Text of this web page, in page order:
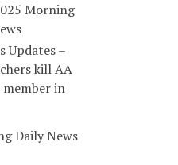
Morning
Updates –
kill AA
in
Daily News